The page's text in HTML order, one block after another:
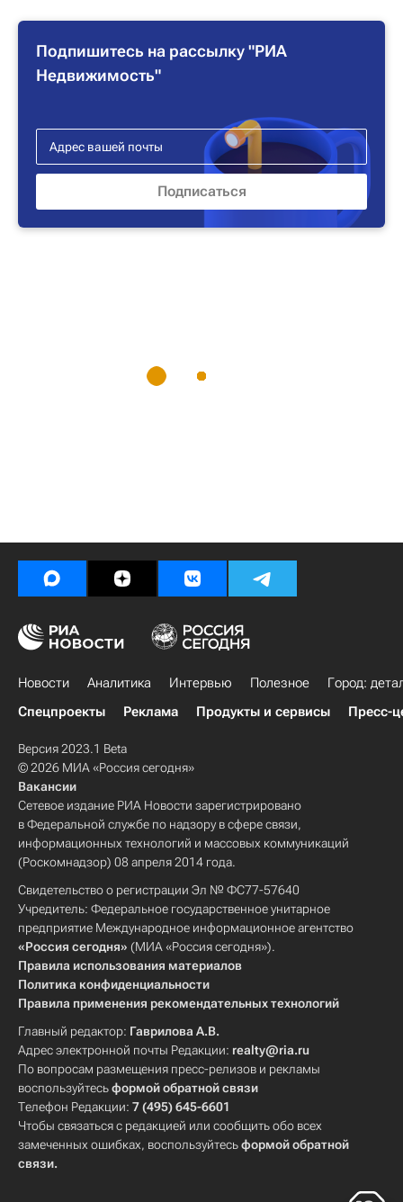
Подпишитесь на рассылку "РИА
Недвижимость"
Новости Аналитика Интервью Полезное
Город:
Спецпроекты
Реклама Продукты и сервисы Пресс-
Версия 2023.1 Beta
© 2026 МИА «Россия сегодня»
Вакансии
Сетевое издание РИА Новости зарегистрировано
в Федеральной службе по надзору в сфере связи,
информационных технологий и массовых коммуникаций
(Роскомнадзор) 08 апреля 2014 года.
Свидетельство о регистрации Эл № ФС77-57640
Учредитель: Федеральное государственное унитарное
предприятие Международное информационное агентство
«Россия сегодня» (МИА «Россия сегодня»).
Правила использования материалов
Политика конфиденциальности
Правила применения рекомендательных технологий
Главный редактор: Гаврилова А.В.
Адрес электронной почты Редакции: realty@ria.ru
По вопросам размещения пресс-релизов и рекламы
воспользуйтесьформой обратной связи
Телефон Редакции: 7 (495) 645-6601
Чтобы связаться с редакцией или сообщить обо всех
замеченных ошибках, воспользуйтесьформой обратной
связи.